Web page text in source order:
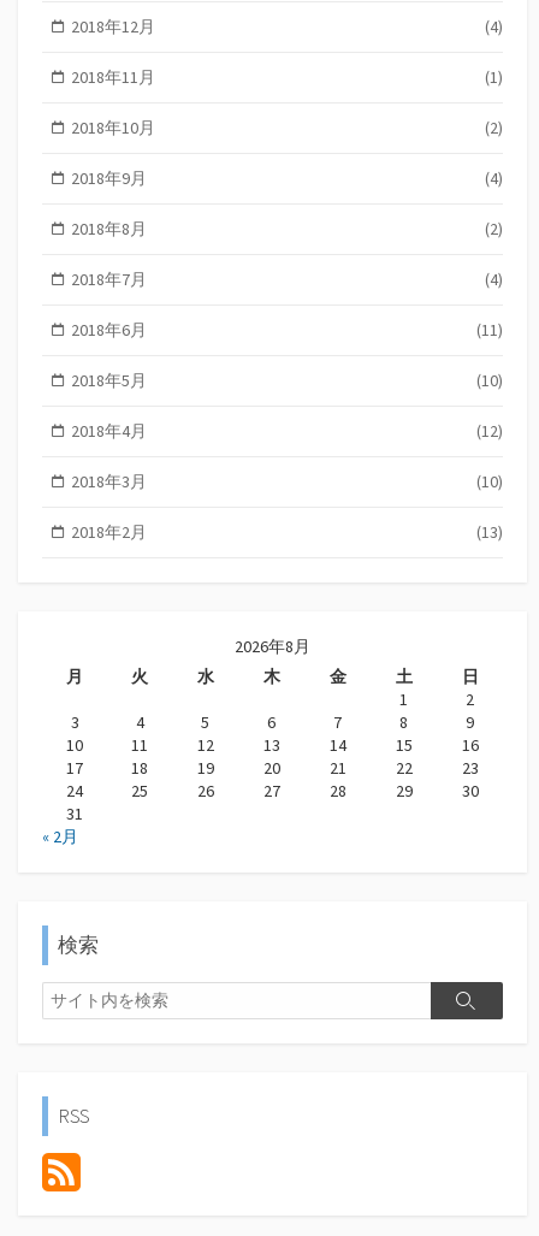
2018年12月 (4)
2018年11月 (1)
2018年10月 (2)
2018年9月 (4)
2018年8月 (2)
2018年7月 (4)
2018年6月 (11)
2018年5月 (10)
2018年4月 (12)
2018年3月 (10)
2018年2月 (13)
2026年8月
月
火 水 木 金 土 日
« 2月
1
2
3
4 5 6 7 8
9
10
11 12 13 14 15
16
17
18 19 20 21 22
23
24
25 26 27 28 29
30
31
検索
検
索
検
RSS